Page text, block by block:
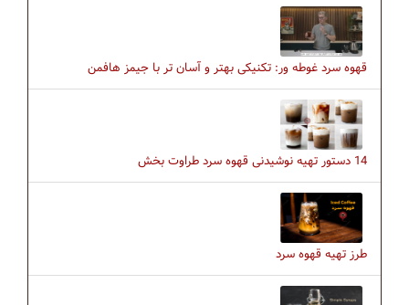
قهوه سرد غوطه ور: تکنیکی بهتر و آسان تر با جیمز هافمن
14 دستور تهیه نوشیدنی قهوه سرد طراوت‌ بخش
طرز تهیه قهوه سرد